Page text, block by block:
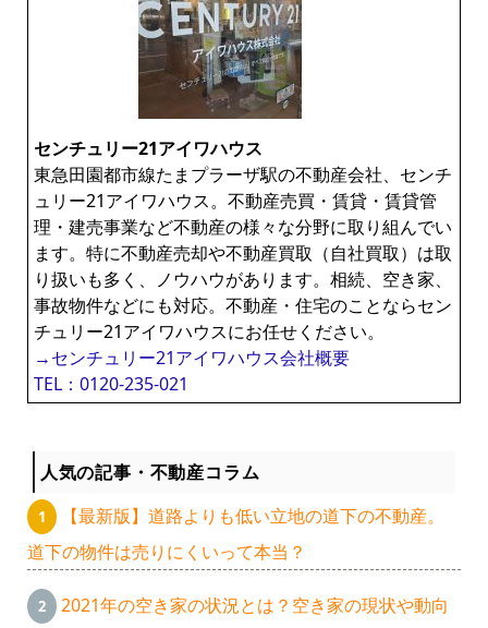
センチュリー21アイワハウス
東急田園都市線たまプラーザ駅の不動産会社、センチ
ュリー21アイワハウス。不動産売買・賃貸・賃貸管
理・建売事業など不動産の様々な分野に取り組んでい
ます。特に不動産売却や不動産買取（自社買取）は取
り扱いも多く、ノウハウがあります。相続、空き家、
事故物件などにも対応。不動産・住宅のことならセン
チュリー21アイワハウスにお任せください。
→センチュリー21アイワハウス会社概要
TEL：0120-235-021
人気の記事・不動産コラム
【最新版】道路よりも低い立地の道下の不動産。
道下の物件は売りにくいって本当？
2021年の空き家の状況とは？空き家の現状や動向